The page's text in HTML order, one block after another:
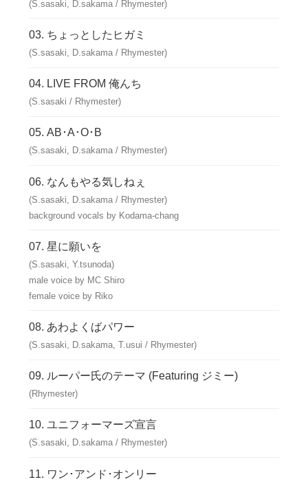
(S.sasaki, D.sakama / Rhymester)
ちょっとしたヒガミ
(S.sasaki, D.sakama / Rhymester)
LIVE FROM 俺んち
(S.sasaki / Rhymester)
AB･A･O･B
(S.sasaki, D.sakama / Rhymester)
なんもやる気しねぇ
(S.sasaki, D.sakama / Rhymester)
background vocals by Kodama-chang
星に願いを
(S.sasaki, Y.tsunoda)
male voice by MC Shiro
female voice by Riko
あわよくばパワー
(S.sasaki, D.sakama, T.usui / Rhymester)
ルーパー氏のテーマ (Featuring ジミー)
(Rhymester)
ユニフォーマーズ宣言
(S.sasaki, D.sakama / Rhymester)
ワン･アンド･オンリー